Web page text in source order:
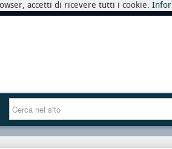
accetti di ricevere tutti i cookie.